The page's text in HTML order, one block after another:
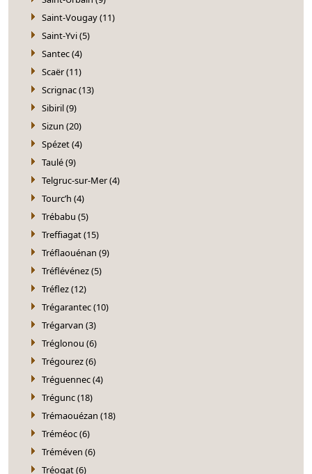
Saint-Vougay (11)
Saint-Yvi (5)
Santec (4)
Scaër (11)
Scrignac (13)
Sibiril (9)
Sizun (20)
Spézet (4)
Taulé (9)
Telgruc-sur-Mer (4)
Tourc’h (4)
Trébabu (5)
Treffiagat (15)
Tréflaouénan (9)
Tréflévénez (5)
Tréflez (12)
Trégarantec (10)
Trégarvan (3)
Tréglonou (6)
Trégourez (6)
Tréguennec (4)
Trégunc (18)
Trémaouézan (18)
Tréméoc (6)
Tréméven (6)
Tréogat (6)